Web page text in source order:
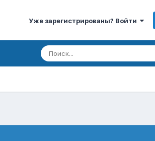
Уже зарегистрированы? Войти